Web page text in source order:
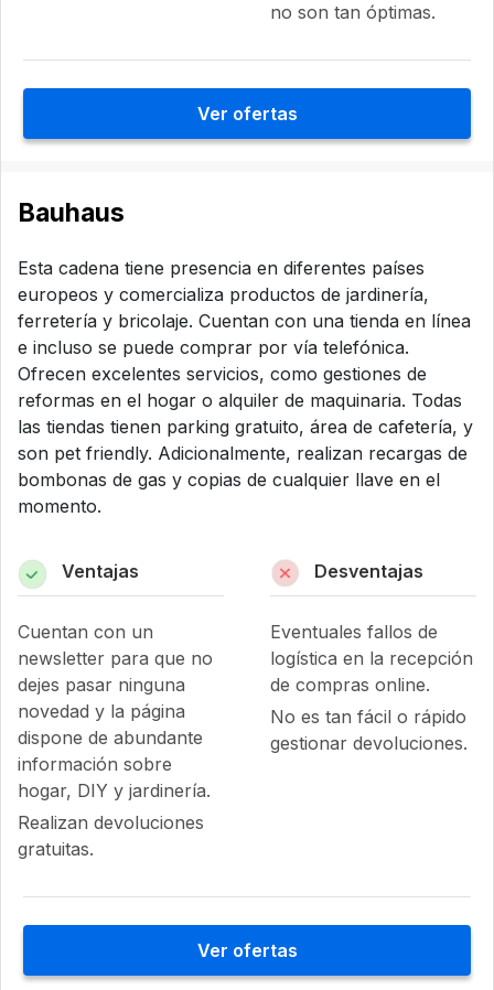
no son tan óptimas.
Ver ofertas
Bauhaus
Esta cadena tiene presencia en diferentes países
europeos y comercializa productos de jardinería,
ferretería y bricolaje. Cuentan con una tienda en línea
e incluso se puede comprar por vía telefónica.
Ofrecen excelentes servicios, como gestiones de
reformas en el hogar o alquiler de maquinaria. Todas
las tiendas tienen parking gratuito, área de cafetería, y
son pet friendly. Adicionalmente, realizan recargas de
bombonas de gas y copias de cualquier llave en el
momento.
Ventajas
Cuentan con un
newsletter para que no
dejes pasar ninguna
novedad y la página
dispone de abundante
información sobre
hogar, DIY y jardinería.
Realizan devoluciones
gratuitas.
Desventajas
Eventuales fallos de
logística en la recepción
de compras online.
No es tan fácil o rápido
gestionar devoluciones.
Ver ofertas